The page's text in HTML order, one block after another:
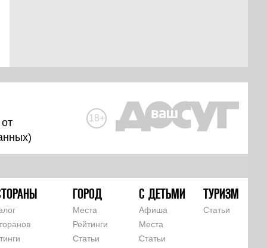
)
18+
ГОРОД
Места
Рейтинги
Статьи
С ДЕТЬМИ
Афиша
Места
Статьи
ТУРИЗМ
Статьи